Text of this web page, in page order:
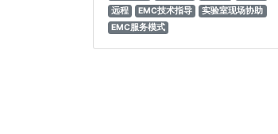
远程
EMC技术指导
实验室现场协助
EMC服务模式